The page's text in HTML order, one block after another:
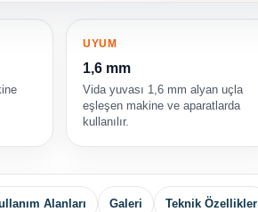
UYUM
1,6 mm
Vida yuvası 1,6 mm alyan uçla
eşleşen makine ve aparatlarda
kullanılır.
Alanları Galeri Teknik Özellikler